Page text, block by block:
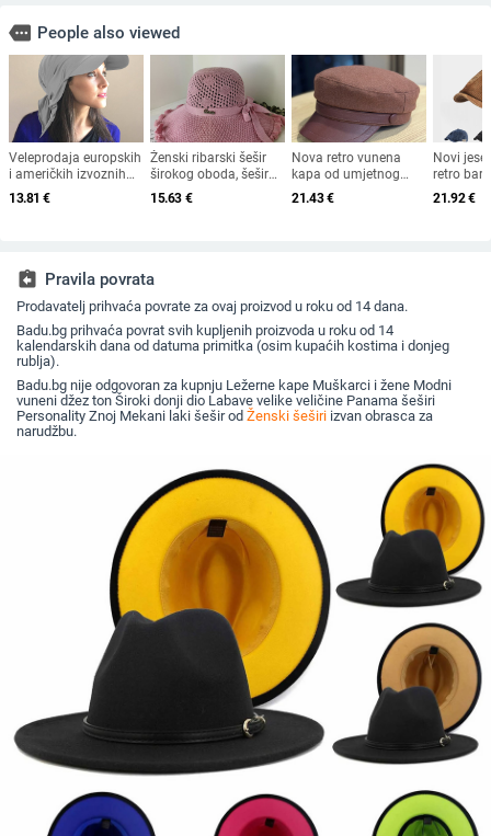
more People also viewed
Veleprodaja europskih
i američkih izvoznih
ljetnih bejzbolskih
kapa s vezicom na
13.81 €
Ženski ribarski šešir
širokog oboda, šešir
za sunce, pleteni šešir
za sunce, šešir za
15.63 €
Nova retro vunena
kapa od umjetnog
krzna za jesen i zimu
2025. za žene,
21.43€
Novi
retro
21.92€
assignment_return Pravila povrata
Prodavatelj prihvaća povrate za ovaj proizvod u roku od 14 dana.
Badu.bg prihvaća povrat svih kupljenih proizvoda u roku od 14
kalendarskih dana od datuma primitka (osim kupaćih kostima i donjeg
rublja).
Badu.bg nije odgovoran za kupnju Ležerne kape Muškarci i žene Modni
vuneni džez ton Široki donji dio Labave velike veličine Panama šeširi
Personality Znoj Mekani laki šešir od Ženski šeširi izvan obrasca za
narudžbu.